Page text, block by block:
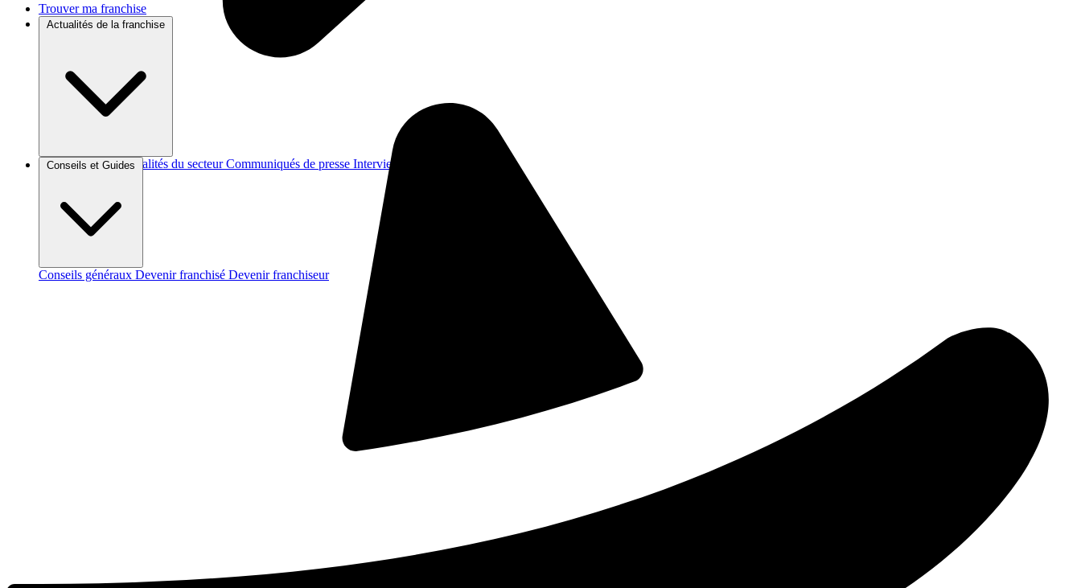
Trouver ma franchise
Actualités de la franchise
Brèves et actus Actualités du secteur Communiqués de presse Interviews
Conseils et Guides
Conseils généraux Devenir franchisé Devenir franchiseur